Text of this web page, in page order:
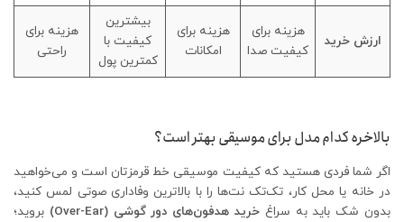
ارزش خرید
هزینه برای
کیفیت صدا
هزینه برای
امکانات
بیشترین
کیفیت با
کمترین پول
هزینه برای
راحتی
بالاخره کدام مدل برای موسیقی بهتر است؟
اگر شما فردی هستید که کیفیت موسیقی خط قرمزتان است و می‌خواهید
در خانه یا محل کار، تک‌تک نت‌ها را با بالاترین وفاداری صوتی لمس کنید،
بدون شک باید به سراغ خرید هدفون‌های دور گوشی (Over-Ear)
بروید؛